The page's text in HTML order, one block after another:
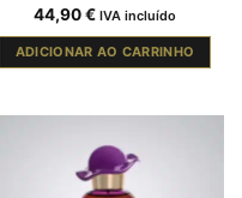
44,90€ IVA incluído
ADICIONAR AO CARRINHO